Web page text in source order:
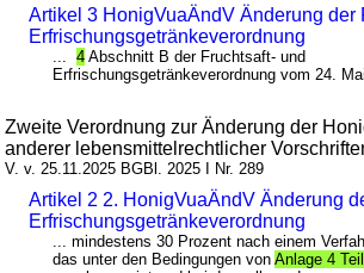
Artikel 3 HonigVuaÄndV Änderung der
Erfrischungsgetränkeverordnung
...4 Abschnitt B der Fruchtsaft- und
Erfrischungsgetränkeverordnung vom 24.
Zweite Verordnung zur Änderung der
anderer lebensmittelrechtlicher
V. v. 25.11.2025 BGBl. 2025 I Nr. 289
Artikel 2 2. HonigVuaÄndV Änderung
Erfrischungsgetränkeverordnung
... mindestens 30 Prozent nach einem
das unter den Bedingungen vonAnlage 4